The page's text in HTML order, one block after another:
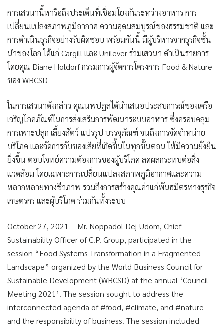
การเสวนานี้หารือถึงประเด็นที่เชื่อมโยงกันระหว่างอาหาร การ
เปลี่ยนแปลงสภาพภูมิอากาศ ความอุดมสมบูรณ์ของธรรมชาติ และ
การดำเนินธุรกิจอย่างรับผิดชอบ พร้อมกันนี้ มีผู้บริหารจากธุรกิจชั้น
นำของโลก ได้แก่ Cargill และ Unilever ร่วมเสวนา ดำเนินรายการ
โดยคุณ Diane Holdorf กรรมการผู้จัดการโครงการ Food & Nature
ของ WBCSD
ในการเสวนาดังกล่าว คุณนพปฎลได้นำเสนอประสบการณ์ของเครือ
เจริญโภคภัณฑ์ในการส่งเสริมการพัฒนาระบบอาหาร ซึ่งครอบคลุม
การเพาะปลูก เลี้ยงสัตว์ แปรรูป บรรจุภัณฑ์ จนถึงการจัดจำหน่าย
บริโภค และจัดการกับของเสียที่เกิดขึ้นในทุกขั้นตอน ให้มีความยั่งยืน
ยิ่งขึ้น ตอบโจทย์ความต้องการของผู้บริโภค ลดผลกระทบต่อสิ่ง
แวดล้อม โดยเฉพาะการเปลี่ยนแปลงสภาพภูมิอากาศและความ
หลากหลายทางชีวภาพ รวมถึงการสร้างคุณค่าแก่พันธมิตรทางธุรกิจ
เกษตรกร และผู้บริโภค ร่วมกันทั้งระบบ
October 27, 2021 – Mr. Noppadol Dej-Udom, Chief
Sustainability Officer of C.P. Group, participated in the
session “Food Systems Transformation in a Fragmented
Landscape” organized by the World Business Council for
Sustainable Development (WBCSD) at the annual ‘Council
Meeting 2021’. The session sought to address the
interconnected agenda of #food, #climate, and #nature
and the responsibility of business. The session included